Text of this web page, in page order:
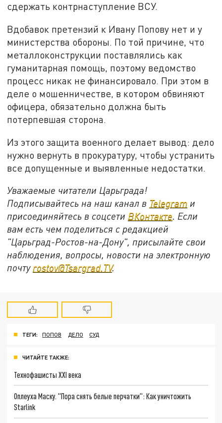
сдержать контрнаступление ВСУ.
Вдобавок претензий к Ивану Попову нет и у
министерства обороны. По той причине, что
металлоконструкции поставлялись как
гуманитарная помощь, поэтому ведомство
процесс никак не финансировало. При этом в
деле о мошенничестве, в котором обвиняют
офицера, обязательно должна быть
потерпевшая сторона.
Из этого защита военного делает вывод: дело
нужно вернуть в прокуратуру, чтобы устранить
все допущенные и выявленные недостатки.
Уважаемые читатели Царьграда!
Подписывайтесь на наш канал в Telegram и
присоединяйтесь в соцсети ВКонтакте. Если
вам есть чем поделиться с редакцией
"Царьград-Ростов-на-Дону", присылайте свои
наблюдения, вопросы, новости на электронную
почту rostov@Tsargrad.ТV.
ТЕГИ: ПОПОВ ДЕЛО СУД
ЧИТАЙТЕ ТАКЖЕ:
Технофашисты XXI века
Оплеуха Маску. "Пора снять белые перчатки": Как уничтожить
Starlink